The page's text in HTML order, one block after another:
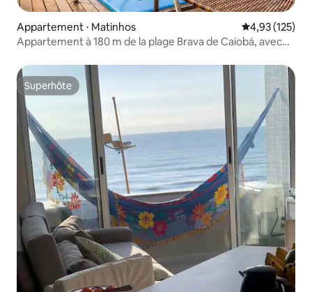
Appartement ⋅ Matinhos Évaluation
4,93 (125)
Appartement à 180 m de la plage Brava de Caiobá, avec
Superhôte
Superhôte